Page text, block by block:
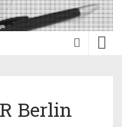
Berlin